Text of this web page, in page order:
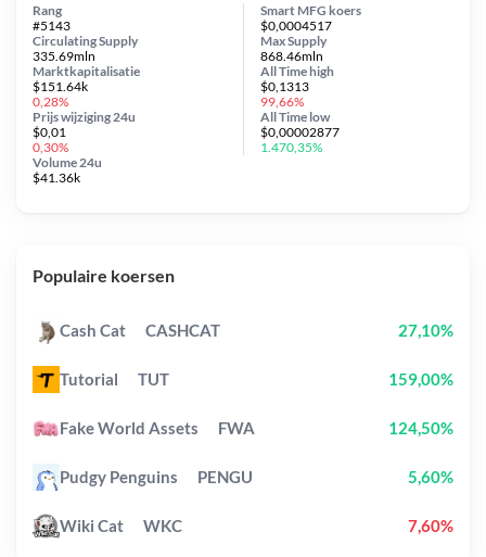
Smart MFG koers
$0,0004517
Circulating Supply
335.69mln
Prijs wijziging 24u
$0,01
0,30%
Max Supply
868.46mln
Marktkapitalisatie
$151.64k
0,28%
Volume 24u
$41.36k
Rang
#5143
All Timehigh
$0,1313
99,66%
All Time low
$0,00002877
1.470,35%
Populaire koersen
Cash Cat CASHCAT 27,10%
Tutorial TUT 159,00%
Fake World Assets FWA 124,50%
Pudgy Penguins PENGU 5,60%
Wiki Cat WKC 7,60%